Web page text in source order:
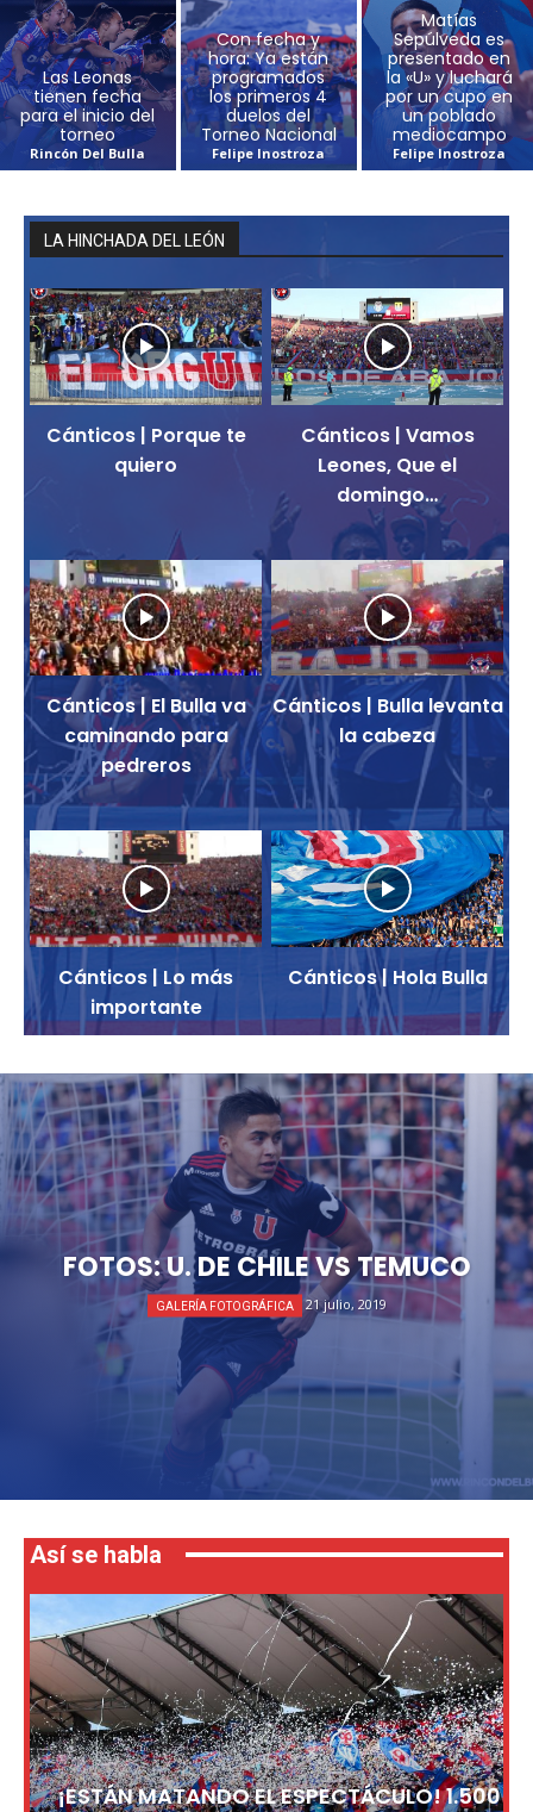
Las Leonas
tienen fecha
para el inicio del
torneo
Rincón Del Bulla
Con fecha y
hora: Ya están
programados
los primeros 4
duelos del
Torneo Nacional
Felipe Inostroza
Matías
Sepúlveda es
presentado en
la «U» y luchará
por un cupo en
un poblado
mediocampo
Felipe Inostroza
LA HINCHADA DEL LEÓN
Cánticos | Porque te
quiero
Cánticos | Vamos
Leones, Que el
domingo…
Cánticos | El Bulla va
caminando para
pedreros
Cánticos | Bulla levanta
la cabeza
Cánticos | Lo más
importante
Cánticos | Hola Bulla
FOTOS: U. DE CHILE VS TEMUCO
GALERÍA FOTOGRÁFICA 21 julio, 2019
Así se habla
¡ESTÁN MATANDO EL ESPECTÁCULO! 1.500